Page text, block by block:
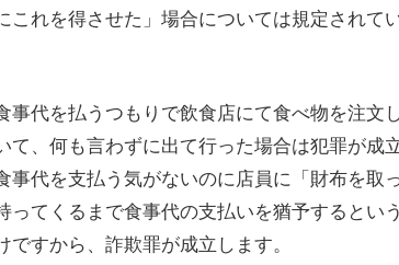
これを得させた」場合については規定されて
事代を払うつもりで飲食店にて食べ物を注文
て、何も言わずに出て行った場合は犯罪が成
事代を支払う気がないのに店員に「財布を取
ってくるまで食事代の支払いを猶予するとい
ですから、詐欺罪が成立します。